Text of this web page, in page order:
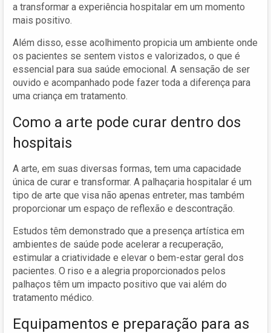
a transformar a experiência hospitalar em um momento
mais positivo.
Além disso, esse acolhimento propicia um ambiente onde
os pacientes se sentem vistos e valorizados, o que é
essencial para sua saúde emocional. A sensação de ser
ouvido e acompanhado pode fazer toda a diferença para
uma criança em tratamento.
Como a arte pode curar dentro dos
hospitais
A arte, em suas diversas formas, tem uma capacidade
única de curar e transformar. A palhaçaria hospitalar é um
tipo de arte que visa não apenas entreter, mas também
proporcionar um espaço de reflexão e descontração.
Estudos têm demonstrado que a presença artística em
ambientes de saúde pode acelerar a recuperação,
estimular a criatividade e elevar o bem-estar geral dos
pacientes. O riso e a alegria proporcionados pelos
palhaços têm um impacto positivo que vai além do
tratamento médico.
Equipamentos e preparação para as